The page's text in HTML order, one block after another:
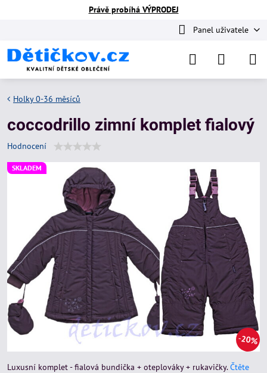
Právě probíhá VÝPRODEJ
Panel uživatele
SKLADEM
20%
Holky 0-36 měsíců
coccodrillo zimní komplet fialový
Hodnocení
Luxusní komplet - fialová bundička + oteplováky + rukavičky.Čtěte